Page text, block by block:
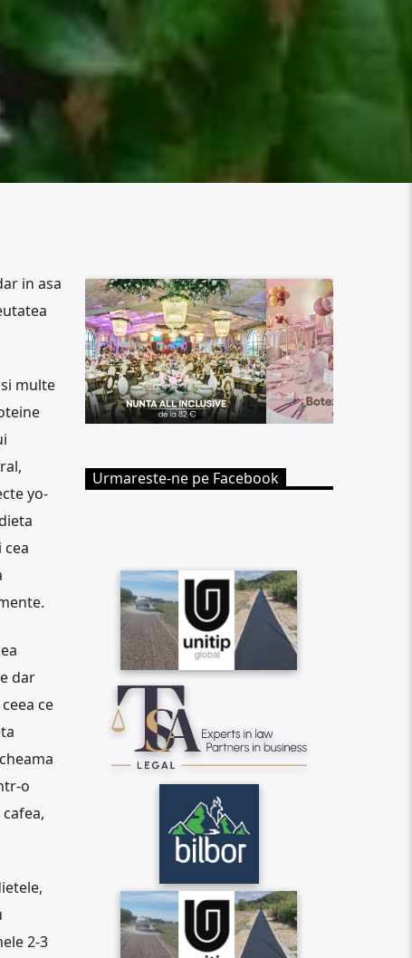
in asa
multe
yo-
dar
ce
o
2-3
Urmareste-ne pe Facebook